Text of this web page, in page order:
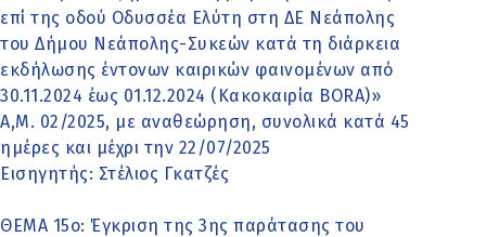
επί της οδού Οδυσσέα Ελύτη στη ΔΕ Νεάπολης
του Δήμου Νεάπολης-Συκεών κατά τη διάρκεια
εκδήλωσης έντονων καιρικών φαινομένων από
30.11.2024 έως 01.12.2024 (Κακοκαιρία BORA)»
Α,Μ. 02/2025, με αναθεώρηση, συνολικά κατά 45
ημέρες και μέχρι την 22/07/2025
Εισηγητής: Στέλιος Γκατζές
ΘΕΜΑ 15o: Έγκριση της 3ης παράτασης του